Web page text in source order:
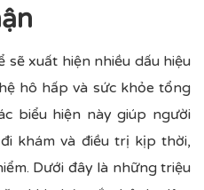
sẽ xuất hiện nhiều dấu hiệu
hô hấp và sức khỏe tổng
biểu hiện này giúp người
khám và điều trị kịp thời,
Dưới đây là những triệu